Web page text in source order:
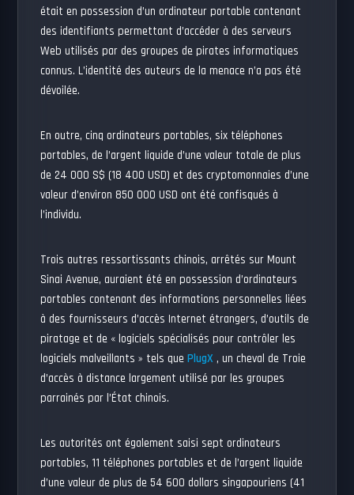
était en possession d’un ordinateur portable contenant
des identifiants permettant d’accéder à des serveurs
Web utilisés par des groupes de pirates informatiques
connus. L’identité des auteurs de la menace n’a pas été
dévoilée.
En outre, cinq ordinateurs portables, six téléphones
portables, de l’argent liquide d’une valeur totale de plus
de 24 000 S$ (18 400 USD) et des cryptomonnaies d’une
valeur d’environ 850 000 USD ont été confisqués à
l’individu.
Trois autres ressortissants chinois, arrêtés sur Mount
Sinai Avenue, auraient été en possession d’ordinateurs
portables contenant des informations personnelles liées
à des fournisseurs d’accès Internet étrangers, d’outils de
piratage et de « logiciels spécialisés pour contrôler les
logiciels malveillants » tels quePlugX , un cheval de Troie
d’accès à distance largement utilisé par les groupes
parrainés par l’État chinois.
Les autorités ont également saisi sept ordinateurs
portables, 11 téléphones portables et de l’argent liquide
d’une valeur de plus de 54 600 dollars singapouriens (41